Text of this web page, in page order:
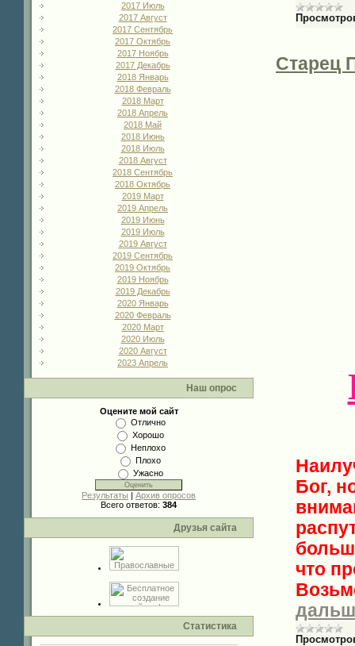
2017 Июль
2017 Август
2017 Сентябрь
2017 Октябрь
2017 Ноябрь
2017 Декабрь
2018 Январь
2018 Февраль
2018 Март
2018 Апрель
2018 Май
2018 Июнь
2018 Июль
2018 Август
2018 Сентябрь
2018 Октябрь
2019 Март
2019 Апрель
2019 Июнь
2019 Июль
2019 Август
2019 Сентябрь
2019 Октябрь
2019 Ноябрь
2019 Декабрь
2020 Январь
2020 Февраль
2020 Март
2020 Июль
2020 Август
2023 Апрель
Наш опрос
Оцените мой сайт
Отлично
Хорошо
Неплохо
Плохо
Ужасно
Результаты | Архив опросов
Всего ответов: 384
Друзья сайта
Статистика
Старец
Бог,
что